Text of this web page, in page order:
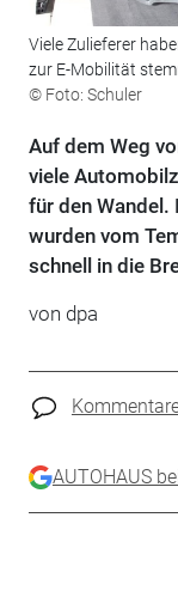
Viele Zulieferer
zur E-Mobilität
© Foto: Schuler
Auf dem Weg
viele
für den Wandel.
wurden vom
schnell in die
von dpa
AUTOHAUS